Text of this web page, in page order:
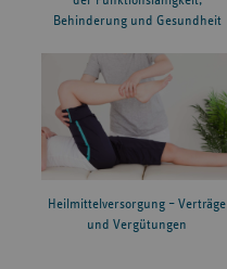
Behinderung und Gesundheit
Heilmittelversorgung – Verträge
und Vergütungen